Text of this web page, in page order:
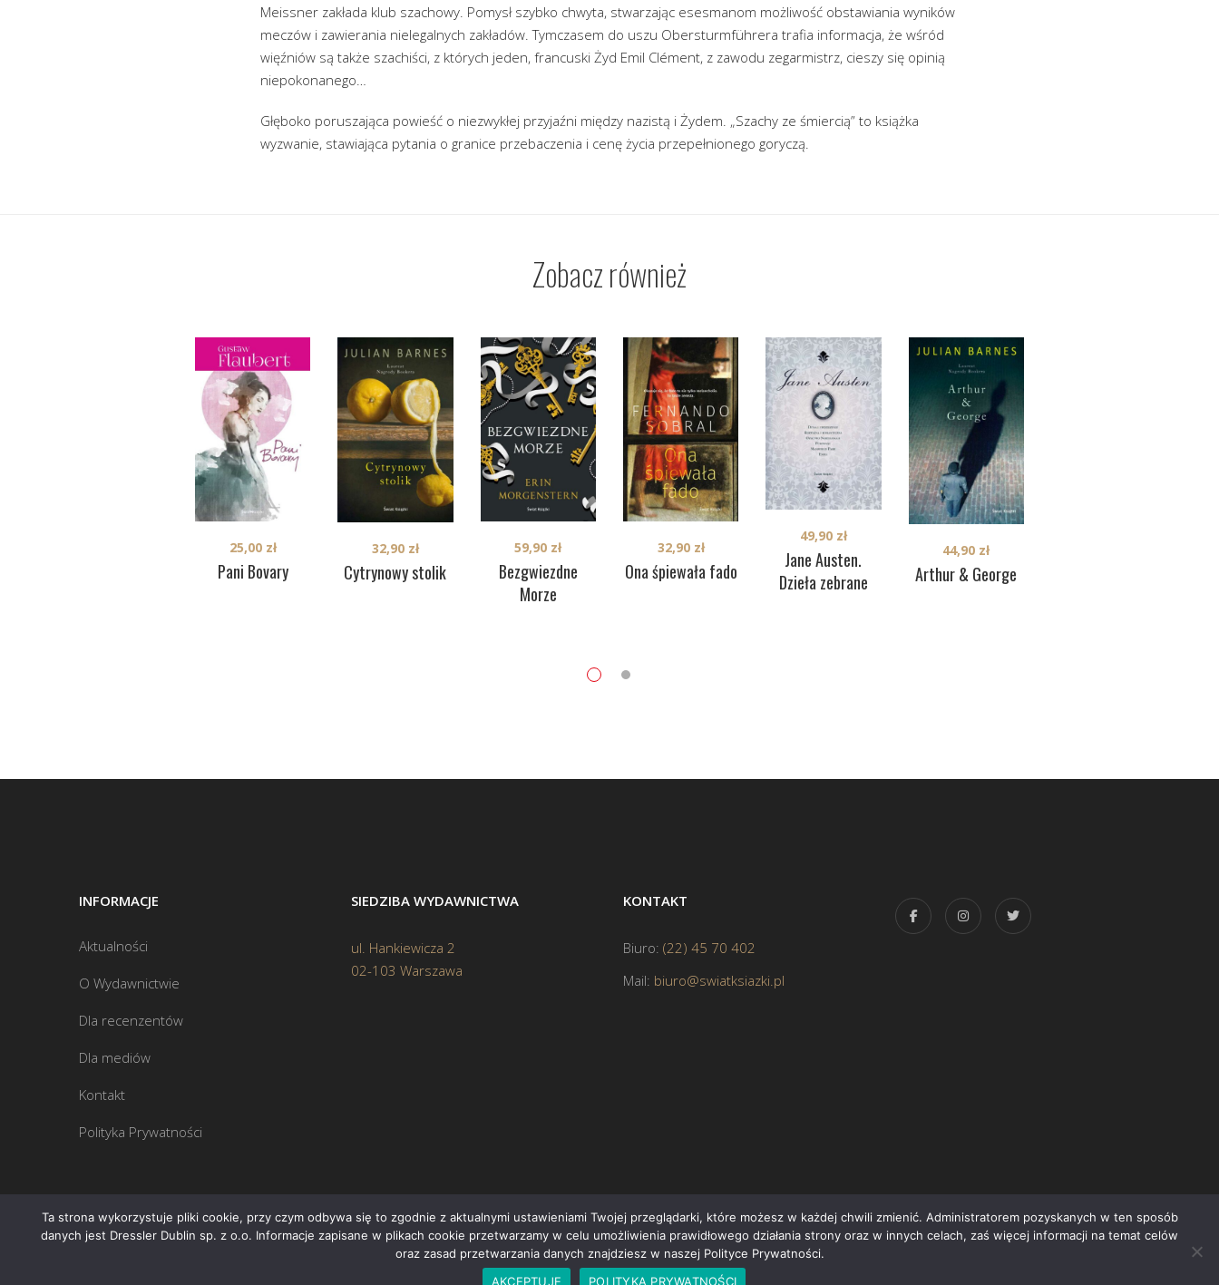
Meissner zakłada klub szachowy. Pomysł szybko chwyta, stwarzając esesmanom możliwość obstawiania wyników
meczów i zawierania nielegalnych zakładów. Tymczasem do uszu Obersturmführera trafia informacja, że wśród
więźniów są także szachiści, z których jeden, francuski Żyd Emil Clément, z zawodu zegarmistrz, cieszy się opinią
niepokonanego…
Głęboko poruszająca powieść o niezwykłej przyjaźni między nazistą i Żydem. „Szachy ze śmiercią” to książka
wyzwanie, stawiająca pytania o granice przebaczenia i cenę życia przepełnionego goryczą.
Zobacz również
Pani Bovary
25,00 zł
Cytrynowy stolik
32,90 zł
Bezgwiezdne
Morze
59,90 zł
Ona śpiewała fado
32,90 zł
Jane Austen.
Dzieła zebrane
49,90 zł
Arthur & George
44,90 zł
INFORMACJE
Aktualności
O Wydawnictwie
Dla recenzentów
Dla mediów
Kontakt
Polityka Prywatności
SIEDZIBA WYDAWNICTWA
ul. Hankiewicza 2
02-103 Warszawa
KONTAKT
Biuro: (22) 45 70 402
Mail: biuro@swiatksiazki.pl
Copyright © 2015 Świat Książki. Wszelkie prawa zastrzeżone
Ta strona wykorzystuje pliki cookie, przy czym odbywa się to zgodnie z aktualnymi ustawieniami Twojej przeglądarki, które możesz w każdej chwili zmienić. Administratorem pozyskanych w ten sposób
danych jest Dressler Dublin sp. z o.o. Informacje zapisane w plikach cookie przetwarzamy w celu umożliwienia prawidłowego działania strony oraz w innych celach, zaś więcej informacji na temat celów
oraz zasad przetwarzania danych znajdziesz w naszej Polityce Prywatności.
AKCEPTUJĘ
POLITYKA PRYWATNOŚCI